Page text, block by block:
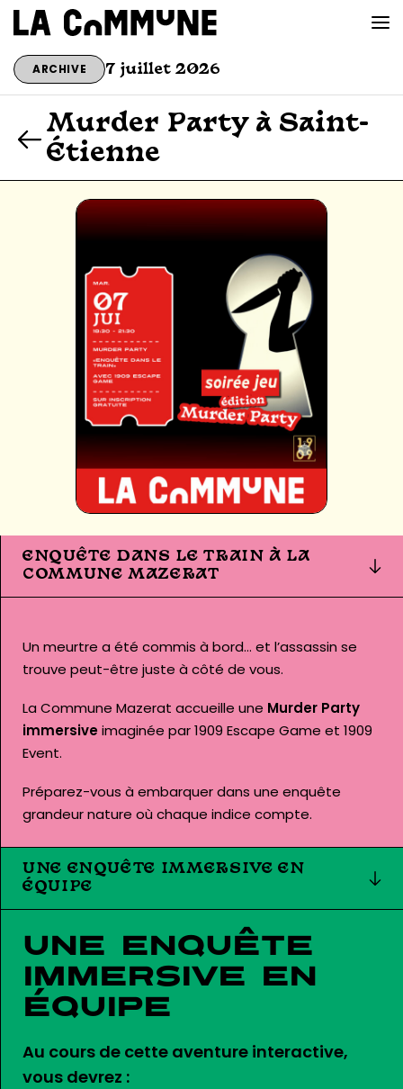
VOIR LA CARTE
PROG’
BAR CONVIVIAL
PRIVATISER
ARCHIVE 7 juillet 2026
Murder Party à Saint-
Étienne
ENQUÊTE DANS LE TRAIN À LA
COMMUNE MAZERAT
Un meurtre a été commis à bord… et l’assassin se
trouve peut-être juste à côté de vous.
La Commune Mazerat accueille une Murder Party
immersiveimaginée par1909 Escape Game et 1909
Event.
Préparez-vous à embarquer dans une enquête
grandeur nature où chaque indice compte.
UNE ENQUÊTE IMMERSIVE EN
ÉQUIPE
Une enquête
immersive en
équipe
Au cours de cette aventure interactive,
vous devrez :